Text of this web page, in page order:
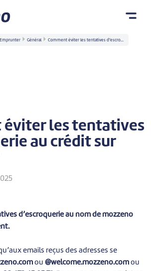
Emprunter Général Comment éviter les tentatives d’escro...
éviter les tentatives
au crédit sur
d’escroquerie au nom de mozzeno
emails reçus des adresses se
ou @welcome.mozzeno.com ou